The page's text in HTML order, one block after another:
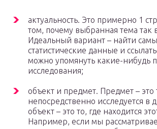
актуальность. Это примерно 1
том, почему выбранная тема так
Идеальный вариант – найти
статистические данные и
можно упомянуть какие-нибудь
исследования;
объект и предмет. Предмет – это
непосредственно исследуется в
объект – это то, где находится
Например, если мы